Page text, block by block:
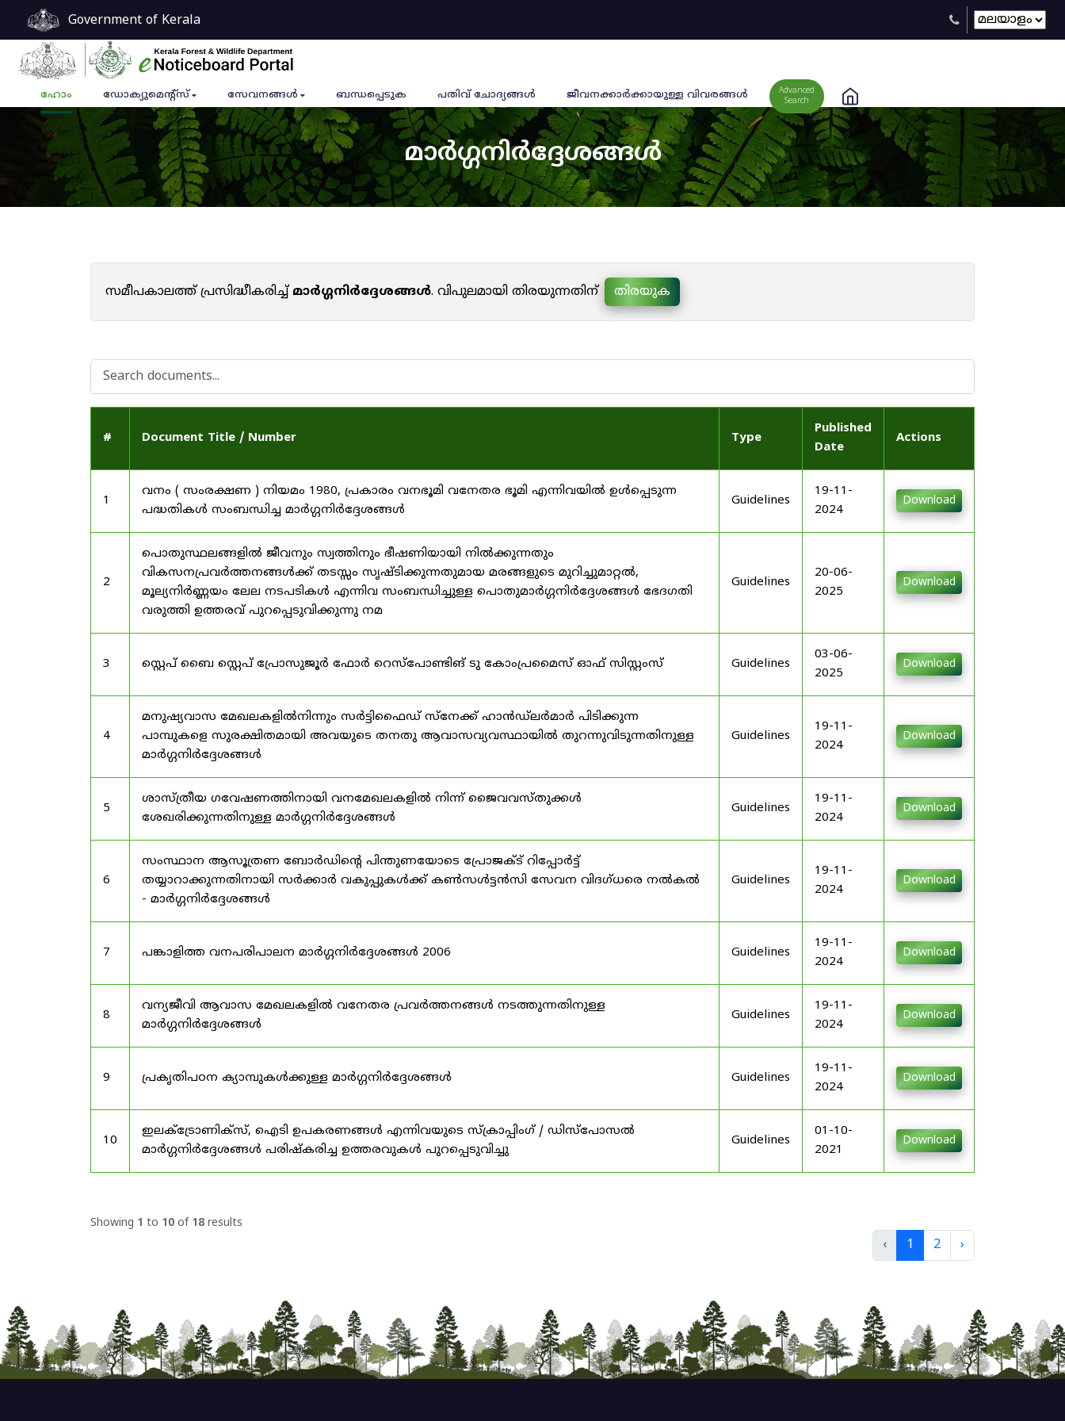
Government of Kerala
ഹോം ഡോക്യുമെൻ്റ്സ് സേവനങ്ങൾ ബന്ധപ്പെടുക പതിവ് ചോദ്യങ്ങൾ ജീവനക്കാര്‍ക്കായുള്ള വിവരങ്ങള്‍
Advanced
Search
മാർഗ്ഗനിർദ്ദേശങ്ങൾ
സമീപകാലത്ത് പ്രസിദ്ധീകരിച്ച്മാർഗ്ഗനിർദ്ദേശങ്ങൾ. വിപുലമായി തിരയുന്നതിന് തിരയുക
# Document Title / Number Type
Published
Date
Actions
1
വനം ( സംരക്ഷണ ) നിയമം 1980, പ്രകാരം വനഭൂമി വനേതര ഭൂമി എന്നിവയിൽ ഉൾപ്പെടുന്ന
പദ്ധതികൾ സംബന്ധിച്ച മാർഗ്ഗനിർദ്ദേശങ്ങൾ
Guidelines
19-11-
2024
Download
2
പൊതുസ്ഥലങ്ങളിൽ ജീവനും സ്വത്തിനും ഭീഷണിയായി നിൽക്കുന്നതും
വികസനപ്രവർത്തനങ്ങൾക്ക് തടസ്സം സൃഷ്ടിക്കുന്നതുമായ മരങ്ങളുടെ മുറിച്ചുമാറ്റൽ,
മൂല്യനിർണ്ണയം ലേല നടപടികൾ എന്നിവ സംബന്ധിച്ചുള്ള പൊതുമാർഗ്ഗനിർദ്ദേശങ്ങൾ ഭേദഗതി
വരുത്തി ഉത്തരവ് പുറപ്പെടുവിക്കുന്നു നമ
Guidelines
20-06-
2025
Download
3 സ്റ്റെപ് ബൈ സ്റ്റെപ് പ്രോസുജൂർ ഫോർ റെസ്‌പോണ്ടിങ് ടു കോംപ്രമൈസ് ഓഫ് സിസ്റ്റംസ് Guidelines
03-06-
2025
Download
4
മനുഷ്യവാസ മേഖലകളിൽനിന്നും സർട്ടിഫൈഡ് സ്നേക്ക് ഹാൻഡ്‌ലർമാർ പിടിക്കുന്ന
പാമ്പുകളെ സുരക്ഷിതമായി അവയുടെ തനതു ആവാസവ്യവസ്ഥായിൽ തുറന്നുവിടുന്നതിനുള്ള
മാർഗ്ഗനിർദ്ദേശങ്ങൾ
Guidelines
19-11-
2024
Download
5
ശാസ്ത്രീയ ഗവേഷണത്തിനായി വനമേഖലകളിൽ നിന്ന് ജൈവവസ്തുക്കൾ
ശേഖരിക്കുന്നതിനുള്ള മാർഗ്ഗനിർദ്ദേശങ്ങൾ
Guidelines
19-11-
2024
Download
6
സംസ്ഥാന ആസൂത്രണ ബോർഡിൻ്റെ പിന്തുണയോടെ പ്രോജക്ട് റിപ്പോർട്ട്
തയ്യാറാക്കുന്നതിനായി സർക്കാർ വകുപ്പുകൾക്ക് കൺസൾട്ടൻസി സേവന വിദഗ്ധരെ നൽകൽ
- മാർഗ്ഗനിർദ്ദേശങ്ങൾ
Guidelines
19-11-
2024
Download
7 പങ്കാളിത്ത വനപരിപാലന മാർഗ്ഗനിർദ്ദേശങ്ങൾ 2006 Guidelines
19-11-
2024
Download
8
വന്യജീവി ആവാസ മേഖലകളിൽ വനേതര പ്രവർത്തനങ്ങൾ നടത്തുന്നതിനുള്ള
മാർഗ്ഗനിർദ്ദേശങ്ങൾ
Guidelines
19-11-
2024
Download
9 പ്രകൃതിപഠന ക്യാമ്പുകൾക്കുള്ള മാർഗ്ഗനിർദ്ദേശങ്ങൾ Guidelines
19-11-
2024
Download
10
ഇലക്‌ട്രോണിക്‌സ്, ഐടി ഉപകരണങ്ങൾ എന്നിവയുടെ സ്‌ക്രാപ്പിംഗ് / ഡിസ്‌പോസൽ
മാർഗ്ഗനിർദ്ദേശങ്ങൾ പരിഷ്‌കരിച്ച ഉത്തരവുകൾ പുറപ്പെടുവിച്ചു
Guidelines
01-10-
2021
Download
Showing 1 to 10 of 18 results
‹ 1 2 ›